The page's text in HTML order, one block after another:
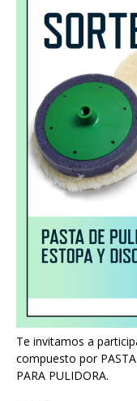
Te invitamos a
compuesto por PASTA
PARA PULIDORA.